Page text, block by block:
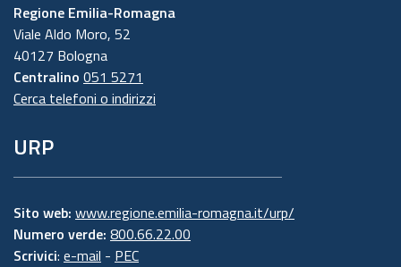
Regione Emilia-Romagna
Viale Aldo Moro, 52
40127 Bologna
Centralino 051 5271
Cerca telefoni o indirizzi
URP
Sito web: www.regione.emilia-romagna.it/urp/
Numero verde: 800.66.22.00
Scrivici: e-mail - PEC